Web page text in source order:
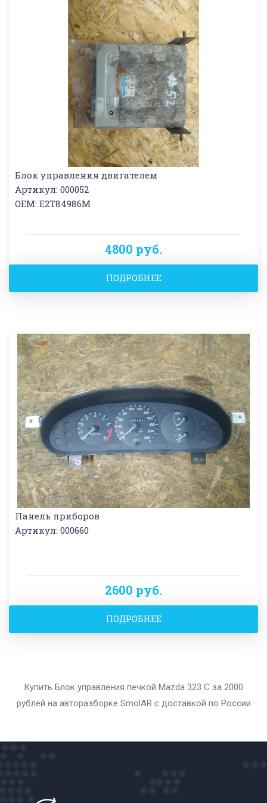
Блок управления двигателем
Артикул: 000052
OEM: E2T84986M
4800 руб.
ПОДРОБНЕЕ
Панель приборов
Артикул: 000660
2600 руб.
ПОДРОБНЕЕ
Купить Блок управления печкой Mazda 323 C за 2000
рублей на авторазборке SmolAR с доставкой по России